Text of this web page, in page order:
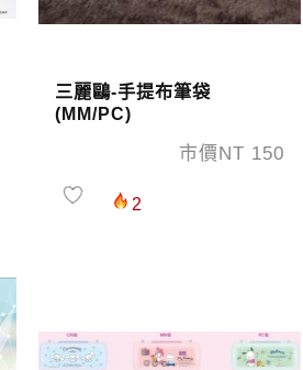
三麗鷗-手提布筆袋
(MM/PC)
市價NT 150
2